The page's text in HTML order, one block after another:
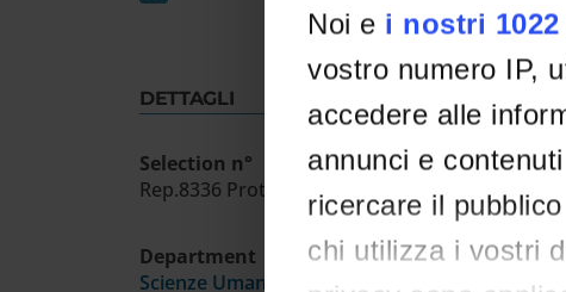
Noi e i nostri
vostro numero IP,
accedere alle
annunci e
ricercare il
chi utilizza i vostri
DETTAGLI
Selection n°
Rep.8336 Prot.527949-22/9/22
Department
Scienze Umane